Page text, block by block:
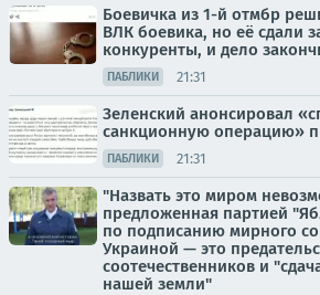
Боевичка из 1-й отмбр
ВЛК боевика, но её сдали
конкуренты, и дело
ПАБЛИКИ 21:31
Зеленский анонсировал
санкционную операцию»
ПАБЛИКИ 21:31
"Назвать это миром
предложенная партией
по подписанию мирного
Украиной — это
соотечественников и
нашей земли"